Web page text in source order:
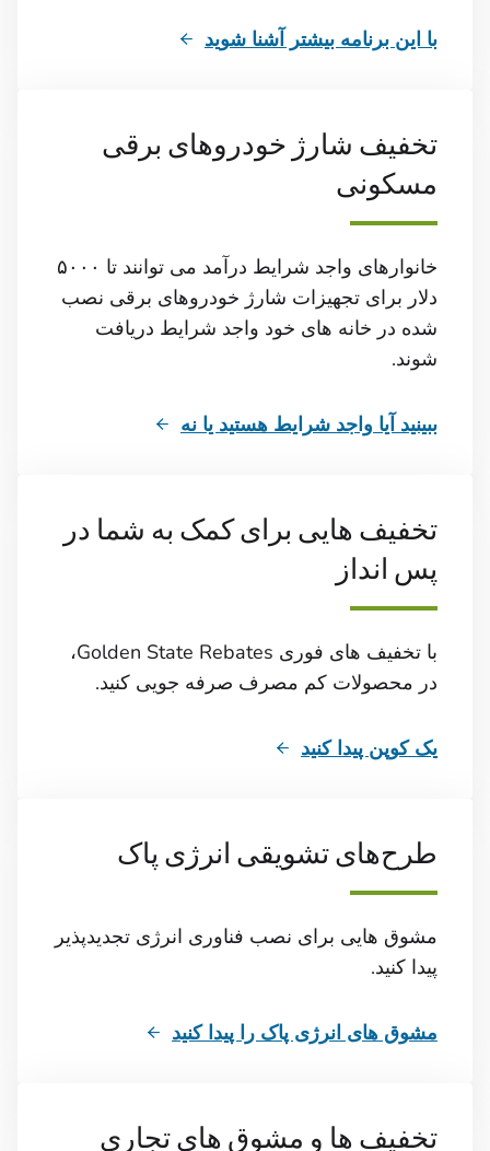
با این برنامه بیشتر آشنا شوید
تخفیف شارژ خودروهای برقی
مسکونی
خانوارهای واجد شرایط درآمد می توانند تا ۵۰۰۰
دلار برای تجهیزات شارژ خودروهای برقی نصب
شده در خانه های خود واجد شرایط دریافت
شوند.
ببینید آیا واجد شرایط هستید یا نه
تخفیف هایی برای کمک به شما در
پس انداز
با تخفیف های فوری Golden State Rebates،
در محصولات کم مصرف صرفه جویی کنید.
یک کوپن پیدا کنید
طرح‌های تشویقی انرژی پاک
مشوق هایی برای نصب فناوری انرژی تجدیدپذیر
پیدا کنید.
مشوق های انرژی پاک را پیدا کنید
تخفیف ها و مشوق های تجاری